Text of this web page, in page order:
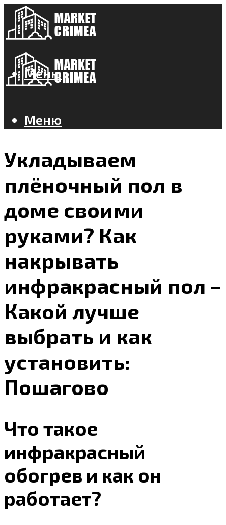
Меню
Меню
Укладываем
плёночный пол в
доме своими
руками? Как
накрывать
инфракрасный пол –
Какой лучше
выбрать и как
установить:
Пошагово
Что такое
инфракрасный
обогрев и как он
работает?